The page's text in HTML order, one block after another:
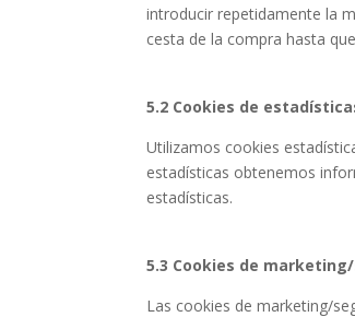
introducir repetidamente la
cesta de la compra hasta
5.2 Cookies de
Utilizamos cookies
estadísticas obtenemos
estadísticas.
5.3 Cookies de
Las cookies de marketing/